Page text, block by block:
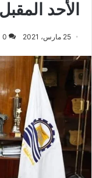
الأحد المقبل
25 مارس، 2021 0